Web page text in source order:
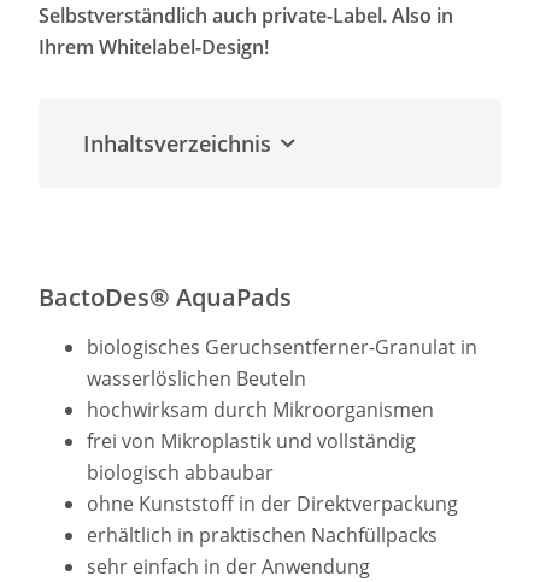
Selbstverständlich auch private-Label. Also in
Ihrem Whitelabel-Design!
Inhaltsverzeichnis
BactoDes® AquaPads
biologisches Geruchsentferner-Granulat in
wasserlöslichen Beuteln
hochwirksam durch Mikroorganismen
frei von Mikroplastik und vollständig
biologisch abbaubar
ohne Kunststoff in der Direktverpackung
erhältlich in praktischen Nachfüllpacks
sehr einfach in der Anwendung